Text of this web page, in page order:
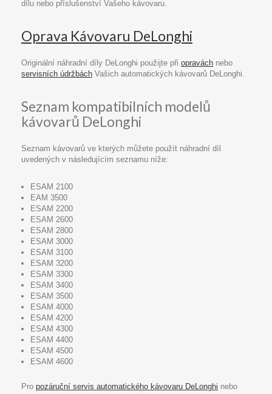
dílu nebo příslušenství Vašeho kávovaru.
Oprava Kávovaru DeLonghi
Originální náhradní díly DeLonghi použijte při opravách nebo
servisních údržbách Vašich automatických kávovarů DeLonghi.
Seznam kompatibilních modelů
kávovarů DeLonghi
Seznam kávovarů ve kterých můžete použít náhradní díl
uvedených v následujícím seznamu níže:
ESAM 2100
EAM 3500
ESAM 2200
ESAM 2600
ESAM 2800
ESAM 3000
ESAM 3100
ESAM 3200
ESAM 3300
ESAM 3400
ESAM 3500
ESAM 4000
ESAM 4200
ESAM 4300
ESAM 4400
ESAM 4500
ESAM 4600
Pro pozáruční servis automatického kávovaru DeLonghi nebo